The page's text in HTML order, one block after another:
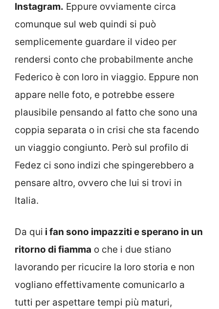
Instagram. Eppure ovviamente circa
comunque sul web quindi si può
semplicemente guardare il video per
rendersi conto che probabilmente anche
Federico è con loro in viaggio. Eppure non
appare nelle foto, e potrebbe essere
plausibile pensando al fatto che sono una
coppia separata o in crisi che sta facendo
un viaggio congiunto. Però sul profilo di
Fedez ci sono indizi che spingerebbero a
pensare altro, ovvero che lui si trovi in
Italia.
Da qui i fan sono impazziti e sperano in un
ritorno di fiamma o che i due stiano
lavorando per ricucire la loro storia e non
vogliano effettivamente comunicarlo a
tutti per aspettare tempi più maturi,